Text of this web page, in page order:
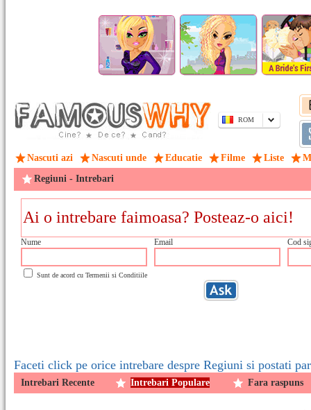
ROM
Nascuti azi Nascuti unde Educatie Filme Liste
Regiuni - Intrebari
Nume Email Cod
Sunt de acord cu Termenii si Conditiile
Faceti click pe orice intrebare despre Regiuni si postati
Intrebari Recente Intrebari Populare Fara raspuns